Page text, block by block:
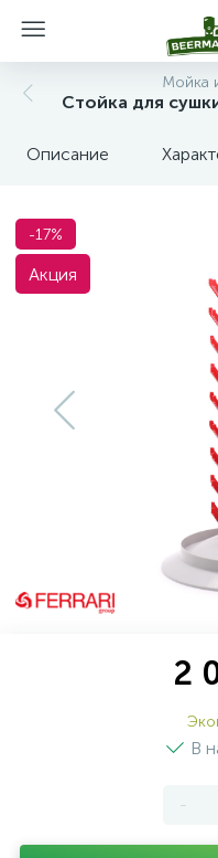
Мойка
Стойка для
Описание
-17%
Акция
2
В
-